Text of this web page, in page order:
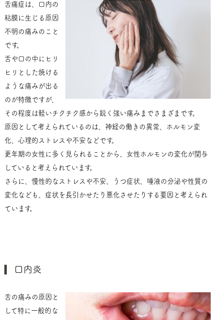
舌痛症は、口内の
粘膜に生じる原因
不明の痛みのこと
です。
舌や口の中にヒリ
ヒリとした焼ける
ような痛みが出る
のが特徴ですが、
その程度は軽いチクチク感から鋭く強い痛みまでさまざまです。
原因として考えられているのは、神経の働きの異常、ホルモン変
化、心理的ストレスや不安などです。
更年期の女性に多く見られることから、女性ホルモンの変化が関与
していると考えられています。
さらに、慢性的なストレスや不安、うつ症状、唾液の分泌や性質の
変化なども、症状を長引かせたり悪化させたりする要因と考えられ
ています。
口内炎
舌の痛みの原因と
して特に一般的な